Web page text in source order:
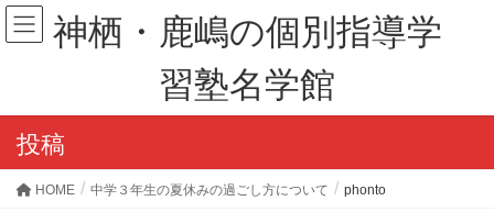
神栖・鹿嶋の個別指導学
習塾名学館
投稿
HOME 中学３年生の夏休みの過ごし方について phonto